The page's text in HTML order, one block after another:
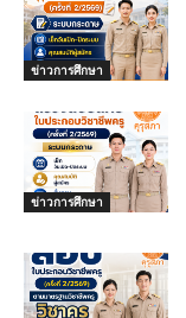
ข่าวการศึกษา
ข่าวการศึกษา